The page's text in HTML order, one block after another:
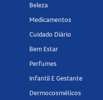
Beleza
Medicamentos
Cuidado Diário
Bem Estar
Perfumes
Infantil E Gestante
Dermocosméticos